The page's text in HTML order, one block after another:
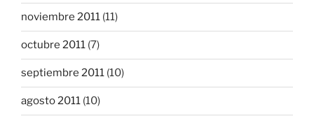
noviembre 2011 (11)
octubre 2011 (7)
septiembre 2011 (10)
agosto 2011 (10)